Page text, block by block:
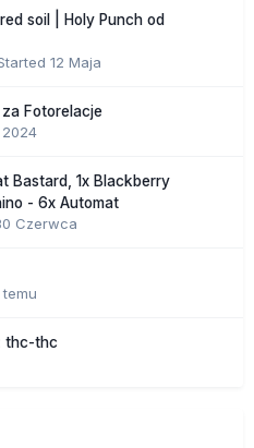
soil | Holy Punch od
12 Maja
za Fotorelacje
Bastard, 1x Blackberry
- 6x Automat
Czerwca
thc-thc